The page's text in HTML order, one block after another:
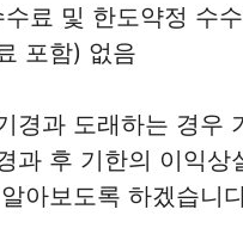
료 및 한도약정 수
포함) 없음
경과 도래하는 경우
과 후 기한의 이익상
아보도록 하겠습니